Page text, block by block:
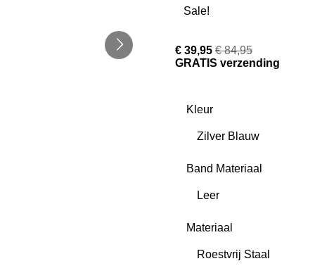
Sale!
€ 39,95 € 84,95
GRATIS verzending
Kleur
Band Materiaal
Materiaal